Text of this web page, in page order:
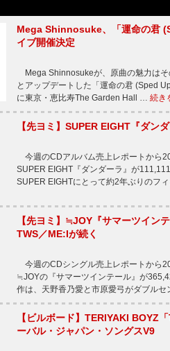
Mega Shinnosuke、「運命の君
イブ開催決定
Mega Shinnosukeが、原曲の魅力は
とアップデートした「運命の君 (Sped
に東京・恵比寿The Garden Hall … 続き
【先ヨミ】SUPER EIGHT『ダン
今週のCDアルバム売上レポートから
SUPER EIGHT『ダンダーラ』が
SUPER EIGHTにとって約2年ぶりのフ
【先ヨミ】≒JOY『サマーツイン
TWS／ME:Iが続く
今週のCDシングル売上レポートから
≒JOYの『サマーツインテール』が
作は、天野香乃愛と市原愛弓がダブル
【ビルボード】TERIYAKI BOYZ
ーバル・ジャパン・ソングスV9